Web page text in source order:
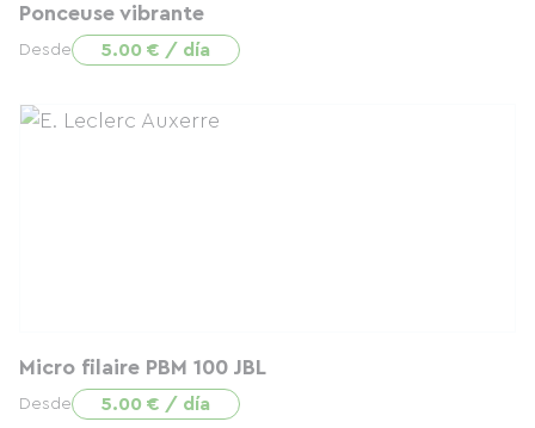
Ponceuse vibrante
Desde 5.00 € / día
Micro filaire PBM 100 JBL
Desde 5.00 € / día